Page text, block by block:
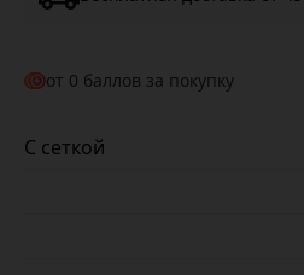
от 0 баллов за покупку
С сеткой